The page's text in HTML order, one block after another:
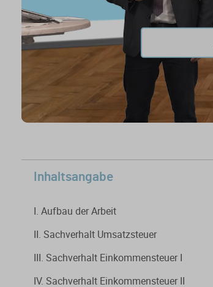
Inhaltsangabe
I. Aufbau der Arbeit
II. Sachverhalt Umsatzsteuer
III. Sachverhalt Einkommensteuer I
IV. Sachverhalt Einkommensteuer II